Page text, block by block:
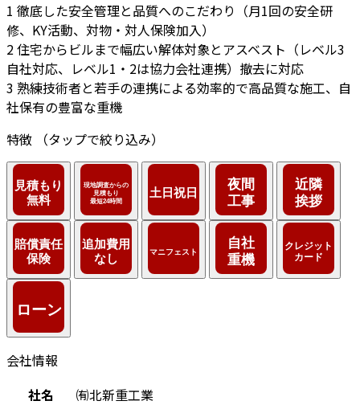
1 徹底した安全管理と品質へのこだわり（月1回の安全研
修、KY活動、対物・対人保険加入）
2住宅からビルまで幅広い解体対象とアスベスト（レベル3
自社対応、レベル1・2は協力会社連携）撤去に対応
3 熟練技術者と若手の連携による効率的で高品質な施工、自
社保有の豊富な重機
特徴
（タップで絞り込み）
会社情報
社名
㈲北新重工業